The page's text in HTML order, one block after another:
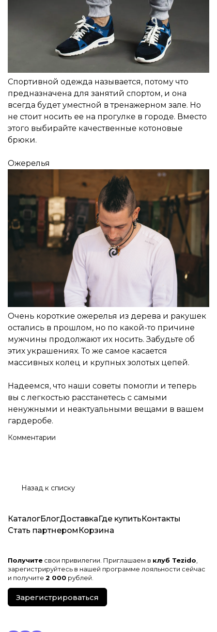
Спортивной одежда называется, потому что
предназначена для занятий спортом, и она
всегда будет уместной в тренажерном зале. Но
не стоит носить ее на прогулке в городе. Вместо
этого выбирайте качественные котоновые
брюки.
Ожерелья
Очень короткие ожерелья из дерева и ракушек
остались в прошлом, но по какой-то причине
мужчины продолжают их носить. Забудьте об
этих украшениях. То же самое касается
массивных колец и крупных золотых цепей.
Надеемся, что наши советы помогли и теперь
вы с легкостью расстанетесь с самыми
ненужными и неактуальными вещами в вашем
гардеробе.
Комментарии
Назад к списку
КаталогБлогДоставка Где купить Контакты
Стать партнером Корзина
Получите свои привилегии. Приглашаем в клуб Tezido
зарегистрируйтесь в нашей программе лояльности сейчас
и получите 2 000 рублей.
Зарегистрироваться